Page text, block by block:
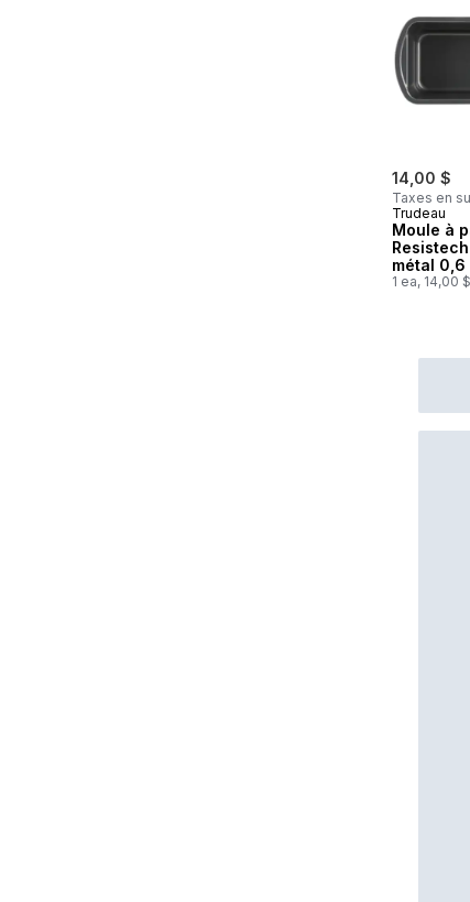
14,00 $
Taxes en
Trudeau
Moule à
métal 0,6
1 ea, 14,00